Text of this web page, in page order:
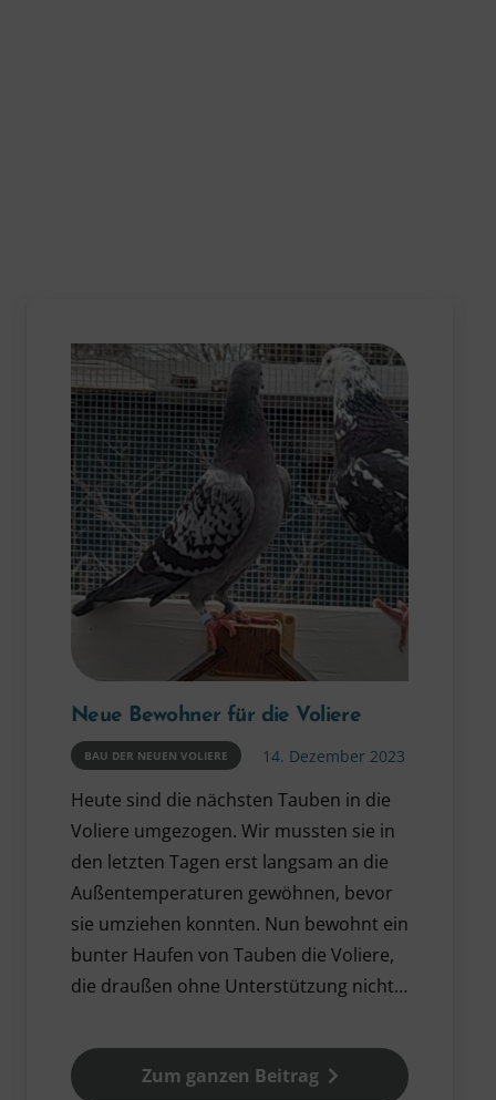
Neue Bewohner für die Voliere
BAU DER NEUEN VOLIERE 14. Dezember 2023
Heute sind die nächsten Tauben in die
Voliere umgezogen. Wir mussten sie in
den letzten Tagen erst langsam an die
Außentemperaturen gewöhnen, bevor
sie umziehen konnten. Nun bewohnt ein
bunter Haufen von Tauben die Voliere,
die draußen ohne Unterstützung nicht…
Zum ganzen Beitrag